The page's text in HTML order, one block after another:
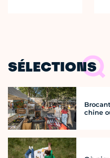
SÉLECTIONS
chine